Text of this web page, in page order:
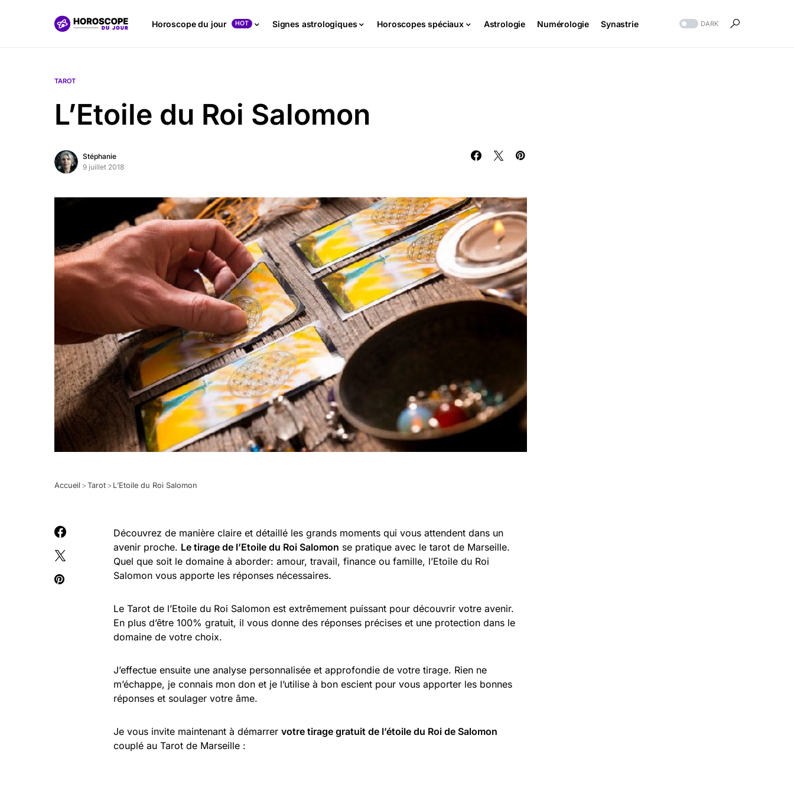
Horoscope du jour HOT Signes astrologiques Horoscopes spéciaux Astrologie Numérologie Synastrie DARK
TAROT
L’Etoile du Roi Salomon
Stéphanie
9 juillet 2018
Accueil >Tarot > L’Etoile du Roi Salomon
Découvrez de manière claire et détaillé les grands moments qui vous attendent dans un
avenir proche. Le tirage de l’Etoile du Roi Salomon se pratique avec le tarot de Marseille.
Quel que soit le domaine à aborder: amour, travail, finance ou famille, l’Etoile du Roi
Salomon vous apporte les réponses nécessaires.
Le Tarot de l’Etoile du Roi Salomon est extrêmement puissant pour découvrir votre avenir.
En plus d’être 100% gratuit, il vous donne des réponses précises et une protection dans le
domaine de votre choix.
J’effectue ensuite une analyse personnalisée et approfondie de votre tirage. Rien ne
m’échappe, je connais mon don et je l’utilise à bon escient pour vous apporter les bonnes
réponses et soulager votre âme.
Je vous invite maintenant à démarrer votre tirage gratuit de l’étoile du Roi de Salomon
couplé au Tarot de Marseille :